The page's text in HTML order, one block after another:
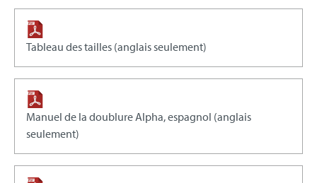
Tableau des tailles (anglais seulement)
Manuel de la doublure Alpha, espagnol (anglais
seulement)